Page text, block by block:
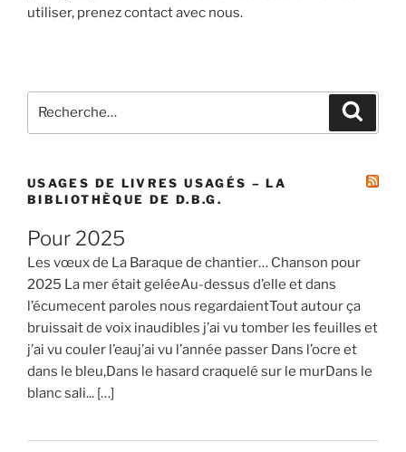
utiliser, prenez contact avec nous.
pour
USAGES DE LIVRES USAGÉS – LA
BIBLIOTHÈQUE DE D.B.G.
Pour 2025
Les vœux de La Baraque de chantier… Chanson pour
2025 La mer était geléeAu-dessus d’elle et dans
l’écumecent paroles nous regardaientTout autour ça
bruissait de voix inaudibles j’ai vu tomber les feuilles et
j’ai vu couler l’eauj’ai vu l’année passer Dans l’ocre et
dans le bleu,Dans le hasard craquelé sur le murDans le
blanc sali... […]